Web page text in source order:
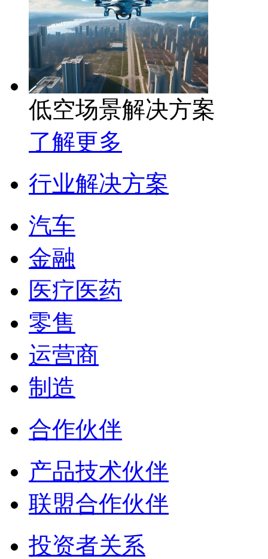
低空场景解决方案
了解更多
行业解决方案
汽车
金融
医疗医药
零售
运营商
制造
合作伙伴
产品技术伙伴
联盟合作伙伴
投资者关系